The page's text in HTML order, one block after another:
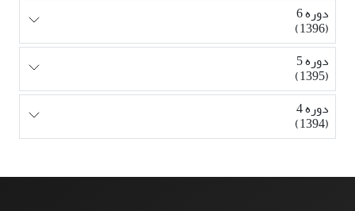
دوره 6
(1396)
دوره 5
(1395)
دوره 4
(1394)